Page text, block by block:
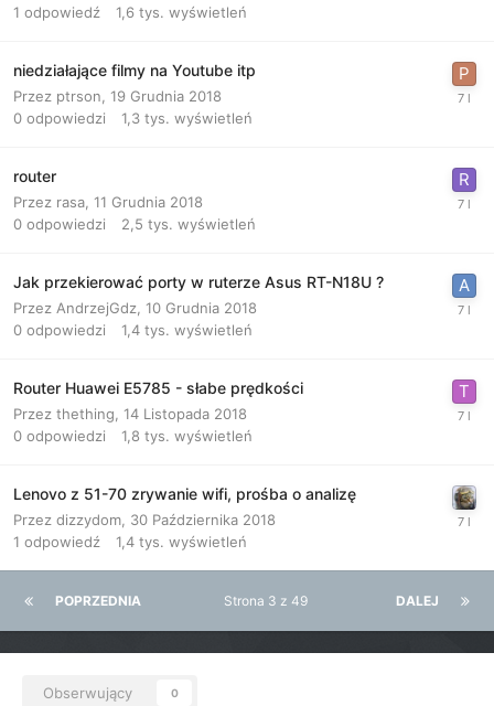
1 odpowiedź 1,6 tys. wyświetleń
niedziałające filmy na Youtube itp
Przez ptrson 19 Grudnia 2018
0 odpowiedzi 1,3 tys. wyświetleń
router
Przez rasa 11 Grudnia 2018
0 odpowiedzi 2,5 tys. wyświetleń
Jak przekierować porty w ruterze Asus RT-N18U ?
Przez AndrzejGdz 10 Grudnia 2018
0 odpowiedzi 1,4 tys. wyświetleń
Router Huawei E5785 - słabe prędkości
Przez thething 14 Listopada 2018
0 odpowiedzi 1,8 tys. wyświetleń
Lenovo z 51-70 zrywanie wifi, prośba o analizę
Przez dizzydom 30 Października 2018
1 odpowiedź 1,4 tys. wyświetleń
POPRZEDNIA DALEJ
Strona 3 z 49
Obserwujący 0